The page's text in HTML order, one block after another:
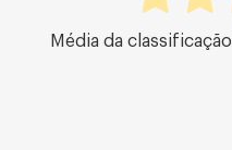
Média da classificação